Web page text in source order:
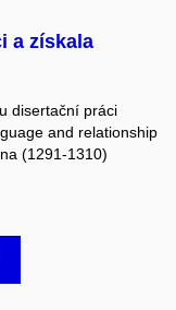
a získala
disertační práci
and relationship
(1291-1310)